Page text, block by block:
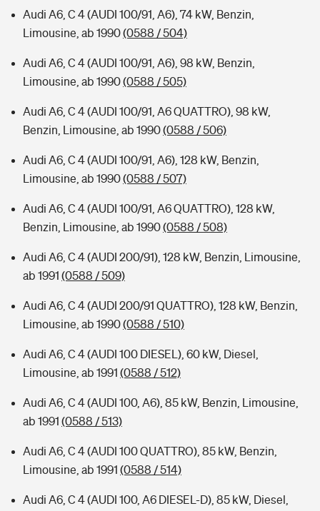
Wer versichert was: Jetzt Versicherer finden
Sie haben Fragen?
Musikinstrumentenversicherung
Zur Übersicht
Tools
Kinderunfall-Check: Mehr Sicherheit für deine Kids
Sie haben Fragen?
Audi A6, C 4 (AUDI 100/91, A6), 74 kW, Benzin,
Limousine, ab 1990(0588 / 504)
Audi A6, C 4 (AUDI 100/91, A6), 98 kW, Benzin,
Limousine, ab 1990(0588 / 505)
Audi A6, C 4 (AUDI 100/91, A6 QUATTRO), 98 kW,
Benzin, Limousine, ab 1990(0588 / 506)
Audi A6, C 4 (AUDI 100/91, A6), 128 kW, Benzin,
Limousine, ab 1990(0588 / 507)
Audi A6, C 4 (AUDI 100/91, A6 QUATTRO), 128 kW,
Benzin, Limousine, ab 1990(0588 / 508)
Audi A6, C 4 (AUDI 200/91), 128 kW, Benzin, Limousine,
ab 1991 (0588 / 509)
Audi A6, C 4 (AUDI 200/91 QUATTRO), 128 kW, Benzin,
Limousine, ab 1990(0588 / 510)
Audi A6, C 4 (AUDI 100 DIESEL), 60 kW, Diesel,
Limousine, ab 1991 (0588 / 512)
Audi A6, C 4 (AUDI 100, A6), 85 kW, Benzin, Limousine,
ab 1991 (0588 / 513)
Audi A6, C 4 (AUDI 100 QUATTRO), 85 kW, Benzin,
Limousine, ab 1991 (0588 / 514)
Audi A6, C 4 (AUDI 100, A6 DIESEL-D), 85 kW, Diesel,